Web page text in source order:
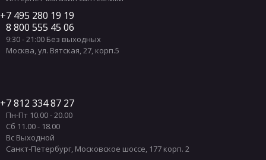
7 495 280 19 19
8 800 555 45 06
9:30 - 21:00 Без выходных
Москва,ул. Вятская, 27, корп.5
7 812 334 87 27
Пн-Пт 10.00 - 20.00
Сб 11.00 - 18.00
Вс Выходной
Санкт-Петербург, Московское шоссе, 177 корп. 2